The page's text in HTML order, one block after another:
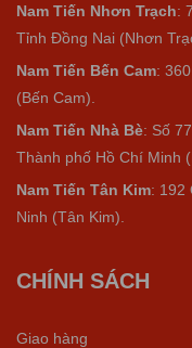
Nam Tiến Nhơn Trạch:
Tỉnh Đồng Nai (Nhơn
Nam Tiến Bến Cam:
(Bến Cam).
Nam Tiến Nhà Bè: Số
Thành phố Hồ Chí Minh
Nam Tiến Tân Kim: 192
Ninh (Tân Kim).
CHÍNH SÁCH
Giao hàng